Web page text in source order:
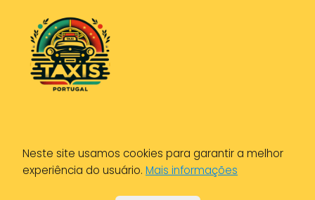
Política de Privacidade
Política de Cookies
Neste site usamos cookies para garantir a melhor
experiência do usuário. Mais informações